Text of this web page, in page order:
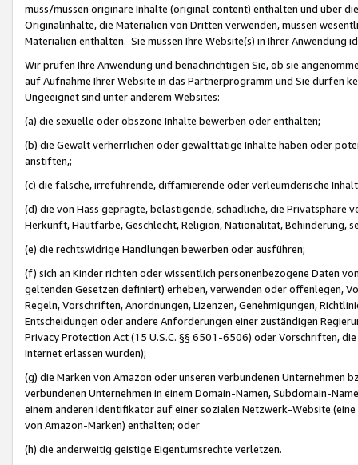
muss/müssen originäre Inhalte (original content) enthalten und über
Originalinhalte, die Materialien von Dritten verwenden, müssen
Materialien enthalten. Sie müssen Ihre Website(s) in Ihrer Anwendung
Wir prüfen Ihre Anwendung und benachrichtigen Sie, ob sie
auf Aufnahme Ihrer Website in das Partnerprogramm und Sie dürfen
Ungeeignet sind unter anderem Websites:
(a) die sexuelle oder obszöne Inhalte bewerben oder enthalten;
(b) die Gewalt verherrlichen oder gewalttätige Inhalte haben oder
anstiften,;
(c) die falsche, irreführende, diffamierende oder verleumderische
(d) die von Hass geprägte, belästigende, schädliche, die Privatsphäre
Herkunft, Hautfarbe, Geschlecht, Religion, Nationalität, Behinderung,
(e) die rechtswidrige Handlungen bewerben oder ausführen;
(f) sich an Kinder richten oder wissentlich personenbezogene Daten
geltenden Gesetzen definiert) erheben, verwenden oder offenlegen,
Regeln, Vorschriften, Anordnungen, Lizenzen, Genehmigungen,
Entscheidungen oder andere Anforderungen einer zuständigen
Privacy Protection Act (15 U.S.C. §§ 6501-6506) oder Vorschriften,
Internet erlassen wurden);
(g) die Marken von Amazon oder unseren verbundenen Unternehmen
verbundenen Unternehmen in einem Domain-Namen, Subdomain-
einem anderen Identifikator auf einer sozialen Netzwerk-Website
von Amazon-Marken) enthalten; oder
(h) die anderweitig geistige Eigentumsrechte verletzen.